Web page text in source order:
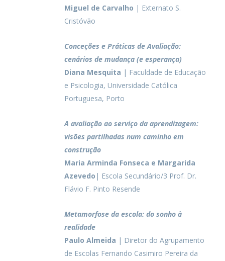
Miguel de Carvalho | Externato S.
Cristóvão
Conceções e Práticas de Avaliação:
cenários de mudança (e esperança)
Diana Mesquita | Faculdade de Educação
e Psicologia, Universidade Católica
Portuguesa, Porto
A avaliação ao serviço da aprendizagem:
visões partilhadas num caminho em
construção
Maria Arminda Fonseca e Margarida
Azevedo | Escola Secundário/3 Prof. Dr.
Flávio F. Pinto Resende
Metamorfose da escola: do sonho à
realidade
Paulo Almeida | Diretor do Agrupamento
de Escolas Fernando Casimiro Pereira da